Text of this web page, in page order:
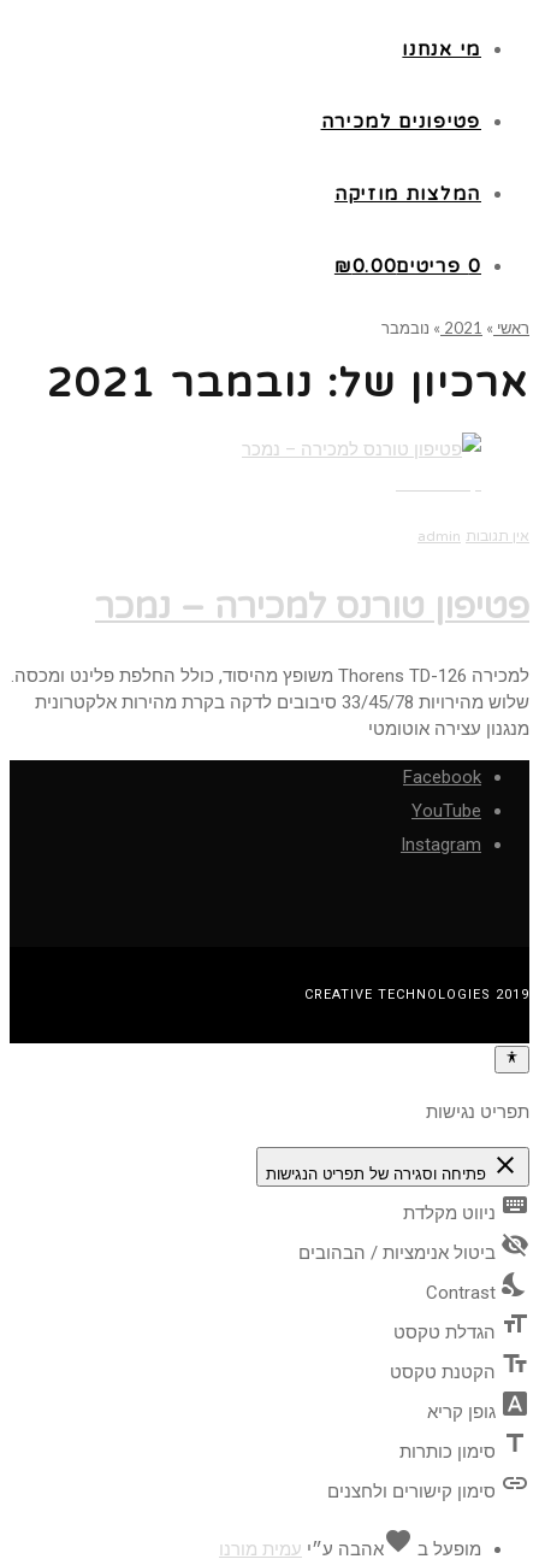
מי אנחנו
פטיפונים למכירה
המלצות מוזיקה
0 פריטים ₪0.00
ראשי »
2021
» נובמבר
ארכיון של: נובמבר 2021
אין תגובות admin
פטיפון טורנס למכירה – נמכר
למכירה Thorens TD-126 משופץ מהיסוד, כולל החלפת פלינט ומכסה.
שלוש מהירויות 33/45/78 סיבובים לדקה בקרת מהירות אלקטרונית
מנגנון עצירה אוטומטי
Facebook
YouTube
Instagram
CREATIVE TECHNOLOGIES 2019
תפריט נגישות
close פתיחה וסגירה של תפריט הנגישות
keyboard ניווט מקלדת
visibility_off ביטול אנימציות / הבהובים
nights_stay
Contrast
format_size הגדלת טקסט
text_fields הקטנת טקסט
font_download גופן קריא
title סימון כותרות
link סימון קישורים ולחצנים
מופעל ב favoriteאהבה ע״י עמית מורנו